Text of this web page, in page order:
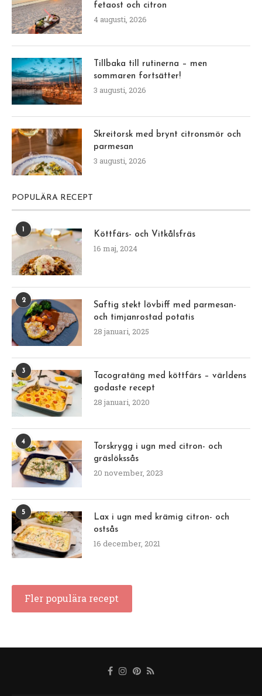
fetaost och citron
4 augusti, 2026
Tillbaka till rutinerna – men
sommaren fortsätter!
3 augusti, 2026
Skreitorsk med brynt citronsmör och
parmesan
3 augusti, 2026
POPULÄRA RECEPT
1
Köttfärs- och Vitkålsfräs
16 maj, 2024
2
Saftig stekt lövbiff med parmesan-
och timjanrostad potatis
28 januari, 2025
3
Tacogratäng med köttfärs – världens
godaste recept
28 januari, 2020
4
Torskrygg i ugn med citron- och
gräslökssås
20 november, 2023
5
Lax i ugn med krämig citron- och
ostsås
16 december, 2021
Fler populära recept